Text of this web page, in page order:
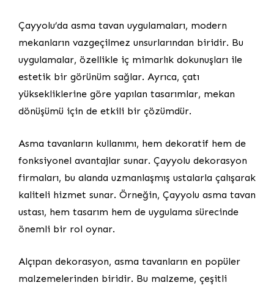
Çayyolu’da asma tavan uygulamaları, modern
mekanların vazgeçilmez unsurlarından biridir. Bu
uygulamalar, özellikle iç mimarlık dokunuşları ile
estetik bir görünüm sağlar. Ayrıca, çatı
yüksekliklerine göre yapılan tasarımlar, mekan
dönüşümü için de etkili bir çözümdür.
Asma tavanların kullanımı, hem dekoratif hem de
fonksiyonel avantajlar sunar. Çayyolu dekorasyon
firmaları, bu alanda uzmanlaşmış ustalarla çalışarak
kaliteli hizmet sunar. Örneğin, Çayyolu asma tavan
ustası, hem tasarım hem de uygulama sürecinde
önemli bir rol oynar.
Alçıpan dekorasyon, asma tavanların en popüler
malzemelerinden biridir. Bu malzeme, çeşitli